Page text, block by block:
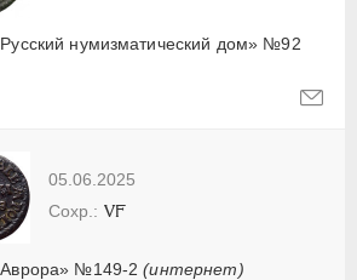
нумизматический дом» №92
05.06.2025
№149-2(интернет)
VF